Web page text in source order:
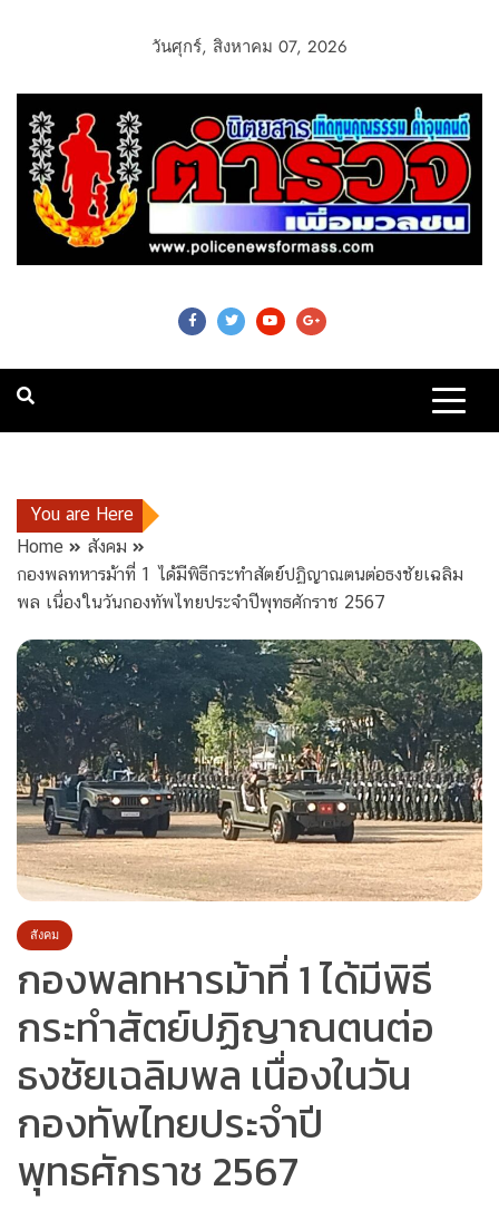
วันศุกร์, สิงหาคม 07, 2026
Police News For
Mass
You are Here
Home
สังคม
กองพลทหารม้าที่ 1 ได้มีพิธีกระทำสัตย์ปฏิญาณตนต่อธงชัยเฉลิม
พล เนื่องในวันกองทัพไทยประจำปีพุทธศักราช 2567
สังคม
กองพลทหารม้าที่ 1 ได้มีพิธี
กระทำสัตย์ปฏิญาณตนต่อ
ธงชัยเฉลิมพล เนื่องในวัน
กองทัพไทยประจำปี
พุทธศักราช 2567